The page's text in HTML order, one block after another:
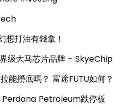
想打油有錢拿！
级大马芯片品牌 - SkyeChip
能撈底嗎？ 富途FUTU如何？
Petroleum跌停板